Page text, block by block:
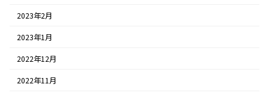
2023年2月
2023年1月
2022年12月
2022年11月